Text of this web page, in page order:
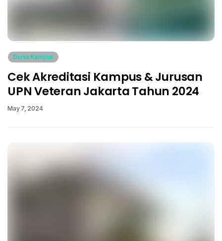
Dunia Kampus
Cek Akreditasi Kampus & Jurusan
UPN Veteran Jakarta Tahun 2024
May 7, 2024